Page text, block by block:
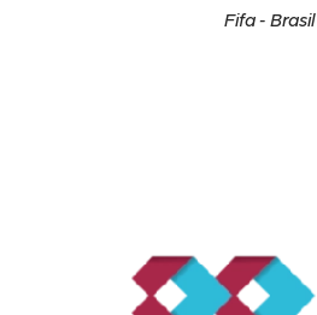
Fifa - Brasil